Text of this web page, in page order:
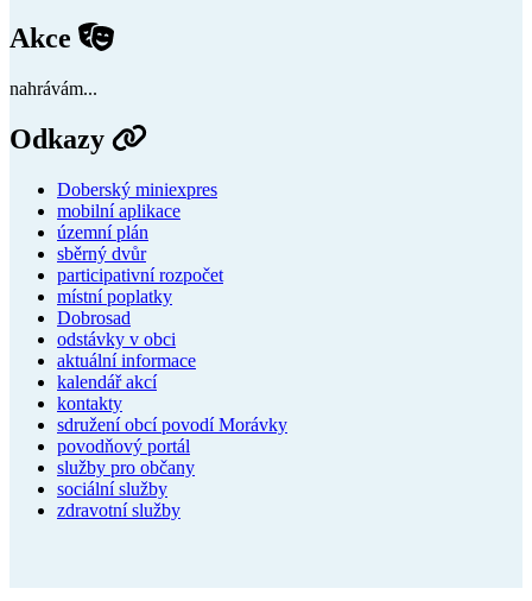
Akce
nahrávám...
Odkazy
Doberský miniexpres
mobilní aplikace
územní plán
sběrný dvůr
participativní rozpočet
místní poplatky
Dobrosad
odstávky v obci
aktuální informace
kalendář akcí
kontakty
sdružení obcí povodí Morávky
povodňový portál
služby pro občany
sociální služby
zdravotní služby